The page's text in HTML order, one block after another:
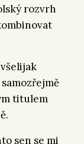
rozvrh
titulem
sen se mi